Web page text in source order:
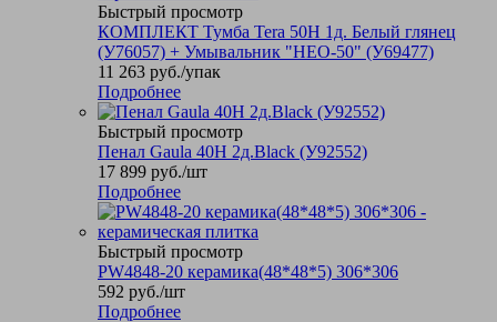
Быстрый просмотр
КОМПЛЕКТ Тумба Tera 50Н 1д. Белый глянец
(У76057) + Умывальник "НЕО-50" (У69477)
11 263 руб./упак
Подробнее
Быстрый просмотр
Пенал Gaula 40Н 2д.Black (У92552)
17 899 руб./шт
Подробнее
Быстрый просмотр
PW4848-20 керамика(48*48*5) 306*306
592 руб./шт
Подробнее